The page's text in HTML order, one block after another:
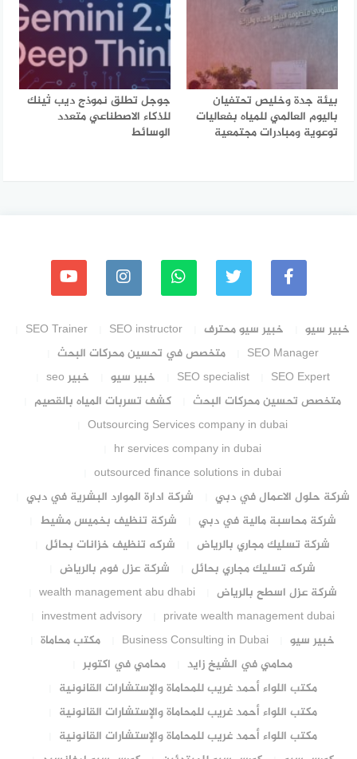
بيئة جدة وخليص تحتفيان
باليوم العالمي للمياه بفعاليات
توعوية ومبادرات مجتمعية
جوجل تطلق نموذج ديب ثينك
للذكاء الاصطناعي متعدد
الوسائط
خبير سيو خبير سيو محترف SEO instructor
SEO Trainer
SEO Manager
متخصص في تحسين محركات البحث
SEO Expert
SEO specialist خبير سيو
خبير seo
متخصص تحسين محركات البحث
كشف تسربات المياه بالقصيم
Outsourcing Services company in dubai
hr services company in dubai
outsourced finance solutions in dubai
شركة حلول الاعمال في دبي
شركة ادارة الموارد البشرية في دبي
شركة محاسبة مالية في دبي
شركة تنظيف بخميس مشيط
شركة تسليك مجاري بالرياض
شركه تنظيف خزانات بحائل
شركه تسليك مجاري بحائل
شركة عزل فوم بالرياض
شركة عزل اسطح بالرياض
wealth management abu dhabi
private wealth management dubai
investment advisory
خبير سيو
Business Consulting in Dubai
مكتب محاماة
محامي في الشيخ زايد
محامي في اكتوبر
مكتب اللواء أحمد غريب للمحاماة والإستشارات القانونية
مكتب اللواء أحمد غريب للمحاماة والإستشارات القانونية
مكتب اللواء أحمد غريب للمحاماة والإستشارات القانونية